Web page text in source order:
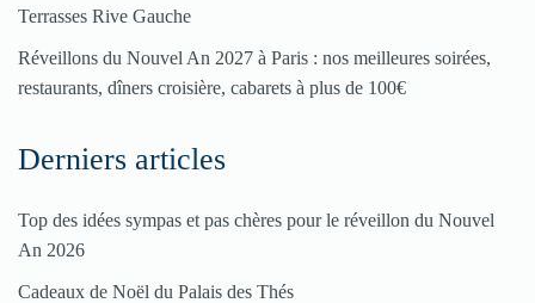
Terrasses Rive Gauche
Réveillons du Nouvel An 2027 à Paris : nos meilleures soirées,
restaurants, dîners croisière, cabarets à plus de 100€
Derniers articles
Top des idées sympas et pas chères pour le réveillon du Nouvel
An 2026
Cadeaux de Noël du Palais des Thés